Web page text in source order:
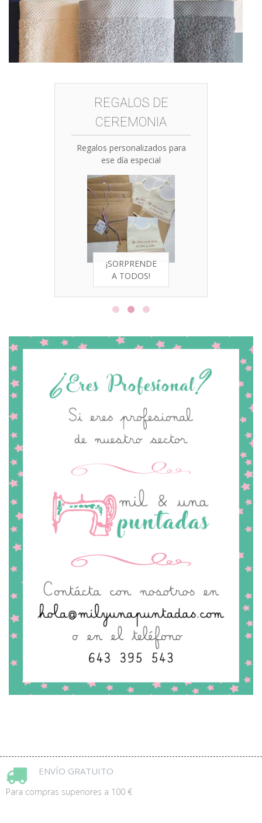
REGALOS DE
CEREMONIA
Regalos personalizados para
ese día especial
¡SORPRENDE
A TODOS!
ENVÍO GRATUITO
Para compras superiores a 100 €